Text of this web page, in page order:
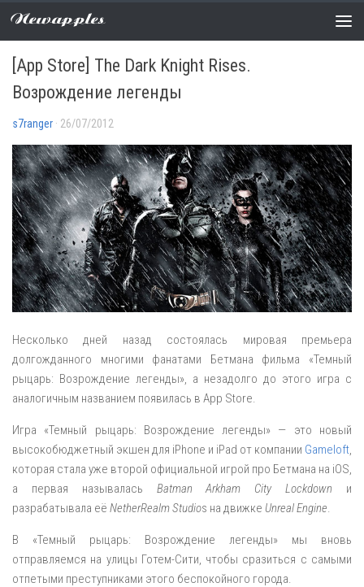
Newapples
APP STORE/ НОВОСТИ 0 COMMENTS
[App Store] The Dark Knight Rises.
Возрождение легенды
s7ranger · 26/07/2012
Несколько дней назад состоялась мировая премьера
долгожданного многими фанатами Бетмана фильма «Темный
рыцарь: Возрождение легенды», а незадолго до этого игра с
аналогичным названием появилась в App Store.
Игра «Темный рыцарь: Возрождение легенды» — это новый
высокобюджетный экшен для iPhone и iPad от компании Gameloft
которая стала уже второй официальной игрой про Бетмана на iOS,
а первая называлась Batman Arkham City Lockdown и
разрабатывала её NetherRealm Studios на движке Unreal Engine
В «Темный рыцарь: Возрождение легенды» мы вновь
отправляемся на улицы Готем-Сити, чтобы сразиться с самыми
отпетыми преступниками этого беспокойного города.